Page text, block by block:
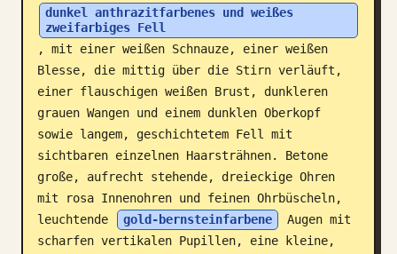
dunkel anthrazitfarbenes und weißes
zweifarbiges Fell
, mit einer weißen Schnauze, einer weißen
Blesse, die mittig über die Stirn verläuft,
einer flauschigen weißen Brust, dunkleren
grauen Wangen und einem dunklen Oberkopf
sowie langem, geschichtetem Fell mit
sichtbaren einzelnen Haarsträhnen. Betone
große, aufrecht stehende, dreieckige Ohren
mit rosa Innenohren und feinen Ohrbüscheln,
leuchtende
gold-bernsteinfarbene
Augen mit
scharfen vertikalen Pupillen, eine kleine,